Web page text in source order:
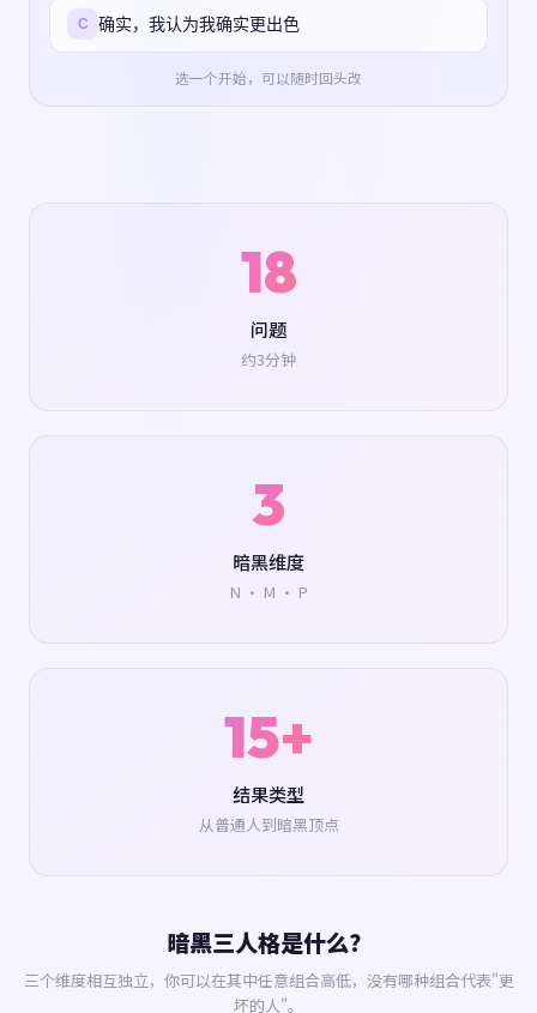
C 确实，我认为我确实更出色
选一个开始，可以随时回头改
18
问题
约3分钟
3
暗黑维度
N · M · P
15+
结果类型
从普通人到暗黑顶点
暗黑三人格是什么？
三个维度相互独立，你可以在其中任意组合高低，没有哪种组合代表"更
坏的人"。